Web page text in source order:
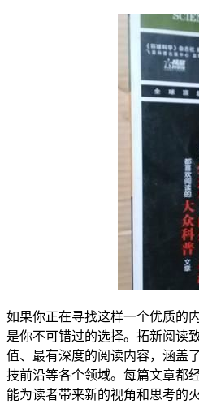
如果你正在寻找这样一个优质的
是你不可错过的选择。拓新阅读
值、最有深度的阅读内容，涵盖
技前沿等各个领域。每篇文章都
能为读者带来新的视角和思考的火